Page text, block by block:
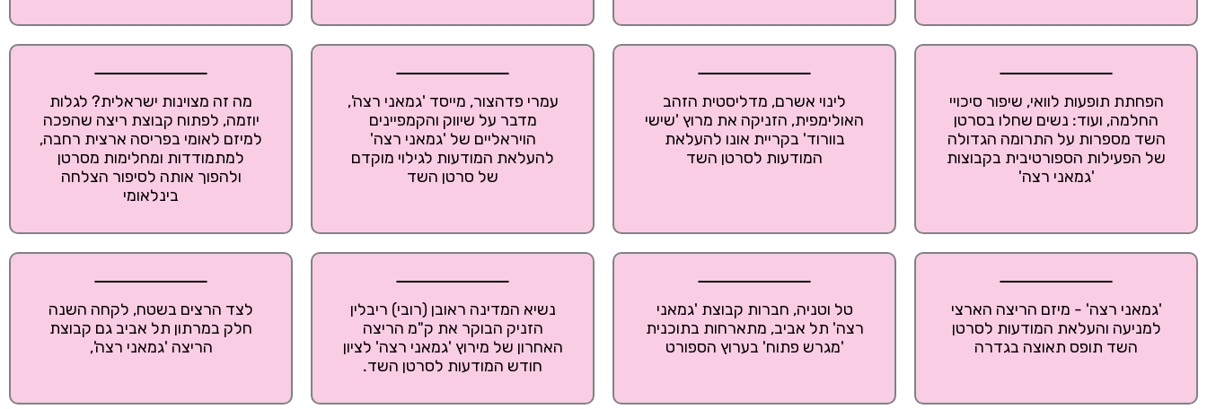
הפחתת תופעות לוואי, שיפור סיכויי
החלמה, ועוד: נשים שחלו בסרטן
השד מספרות על התרומה הגדולה
של הפעילות הספורטיבית בקבוצות
'גמאני רצה'
לינוי אשרם, מדליסטית הזהב
האולימפית, הזניקה את מרוץ 'שישי
בוורוד' בקריית אונו להעלאת
המודעות לסרטן השד
עמרי פדהצור, מייסד 'גמאני רצה',
מדבר על שיווק והקמפיינים
הויראליים של 'גמאני רצה'
להעלאת המודעות לגילוי מוקדם
של סרטן השד
מה זה מצוינות ישראלית? לגלות
יוזמה, לפתוח קבוצת ריצה שהפכה
למיזם לאומי בפריסה ארצית רחבה,
למתמודדות ומחלימות מסרטן
ולהפוך אותה לסיפור הצלחה
בינלאומי
'גמאני רצה' - מיזם הריצה הארצי
למניעה והעלאת המודעות לסרטן
השד תופס תאוצה בגדרה
טל וטניה, חברות קבוצת 'גמאני
רצה' תל אביב, מתארחות בתוכנית
'מגרש פתוח' בערוץ הספורט
נשיא המדינה ראובן (רובי) ריבלין
הזניק הבוקר את ק"מ הריצה
האחרון של מירוץ 'גמאני רצה' לציון
חודש המודעות לסרטן השד.
לצד הרצים בשטח, לקחה השנה
חלק במרתון תל אביב גם קבוצת
הריצה 'גמאני רצה',